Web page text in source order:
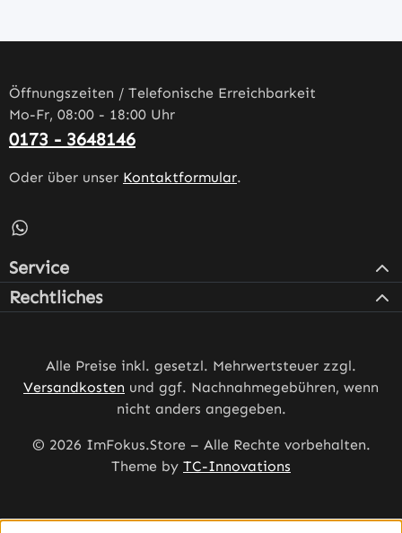
Öffnungszeiten / Telefonische Erreichbarkeit
Mo-Fr, 08:00 - 18:00 Uhr
0173 - 3648146
Oder über unser Kontaktformular.
Schreib uns auf WhatsApp – öffnet in neuem Tab
Service
Rechtliches
Alle Preise inkl. gesetzl. Mehrwertsteuer zzgl.
Versandkosten und ggf. Nachnahmegebühren, wenn
nicht anders angegeben.
© 2026 ImFokus.Store – Alle Rechte vorbehalten.
Theme by TC-Innovations